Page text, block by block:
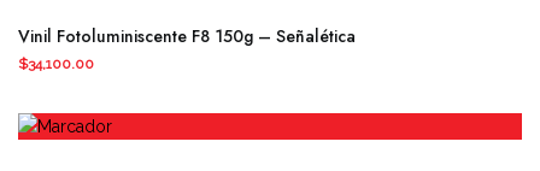
producto
tiene
variantes.
Las
Vinil Fotoluminiscente F8 150g – Señalética
$34,100.00